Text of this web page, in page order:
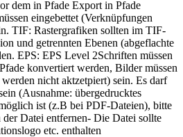
dem in Pfade Export in Pfade
eingebettet (Verknüpfungen
TIF: Rastergrafiken sollten im TIF-
und getrennten Ebenen (abgeflachte
EPS: EPS Level 2Schriften müssen
konvertiert werden, Bilder müssen
nicht aktzetpiert) sein. Es darf
(Ausnahme: übergedrucktes
ist (z.B bei PDF-Dateien), bitte
der Datei entfernen- Die Datei sollte
etc. enthalten